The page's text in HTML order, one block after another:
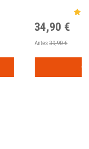
34,90 €
Antes 39,90 €